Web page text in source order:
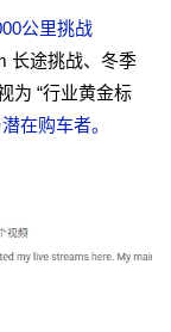
公里挑战
长途挑战、冬季
为 “行业黄金标
在购车者。